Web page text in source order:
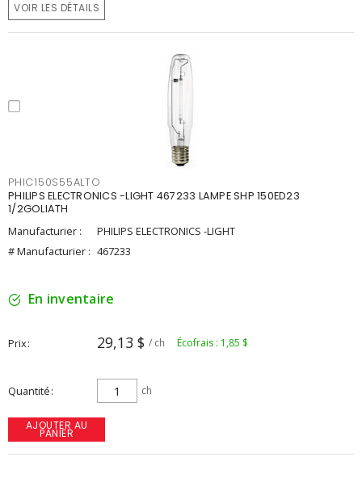
VOIR LES DÉTAILS
PHIC150S55ALTO
PHILIPS ELECTRONICS -LIGHT 467233 LAMPE SHP 150ED23
1/2GOLIATH
Manufacturier :
PHILIPS ELECTRONICS -LIGHT
# Manufacturier : 467233
En inventaire
Prix 29,13 $ / ch Écofrais : 1,85 $
Quantité ch
AJOUTER AU
PANIER